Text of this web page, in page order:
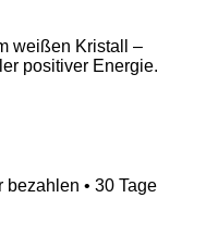
weißen Kristall –
positiver Energie.
bezahlen • 30 Tage